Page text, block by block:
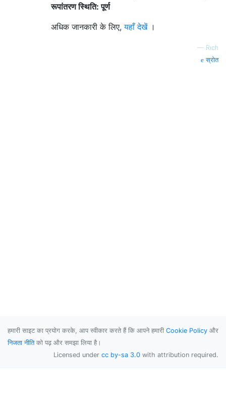
रूपांतरण स्थिति: पूर्ण
अधिक जानकारी के लिए,यहाँ देखें ।
— Rich
स्रोत
हमारी साइट का प्रयोग करके, आप स्वीकार करते हैं कि आपने हमारी Cookie Policy और
निजता नीतिको पढ़ और समझा लिया है।
Licensed under cc by-sa 3.0 with attribution required.